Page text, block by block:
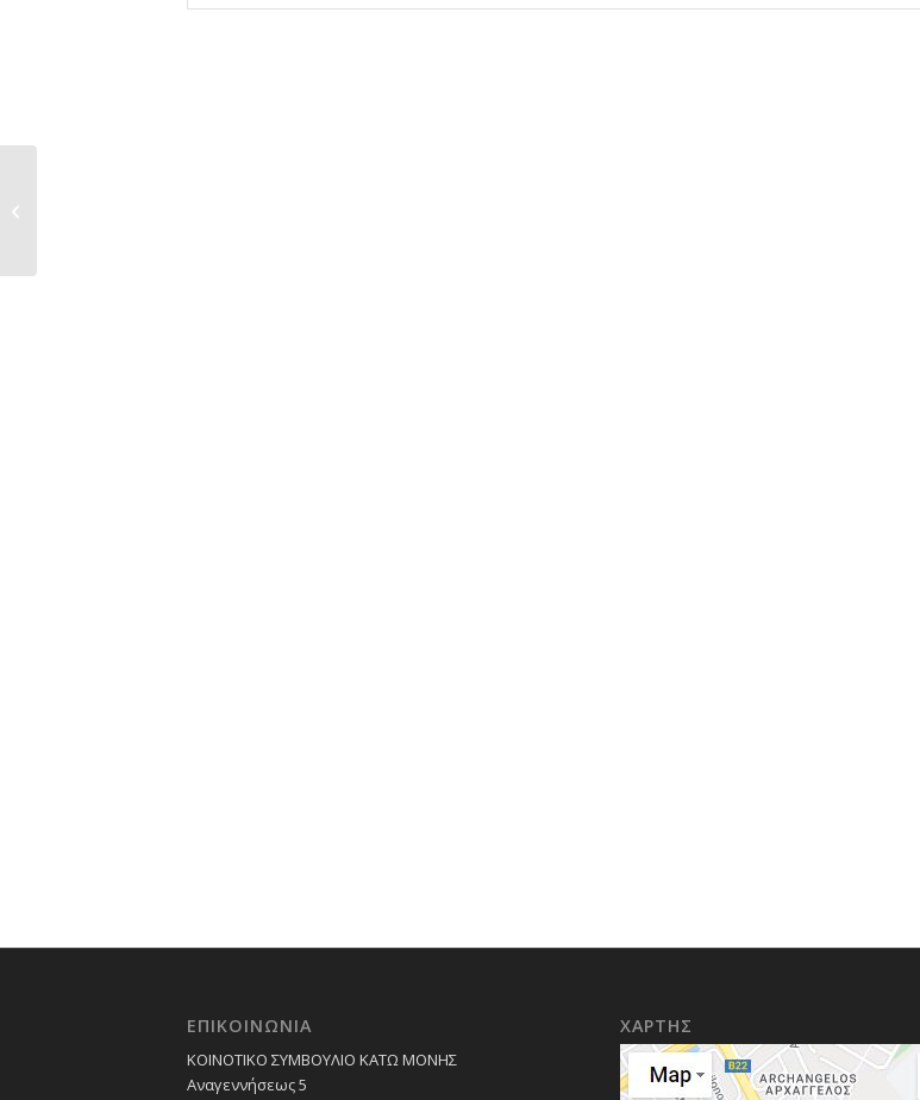
ΕΠΙΚΟΙΝΩΝΙΑ
ΚΟΙΝΟΤΙΚΟ ΣΥΜΒΟΥΛΙΟ ΚΑΤΩ ΜΟΝΗΣ
Αναγεννήσεως 5
ΧΑΡΤΗΣ